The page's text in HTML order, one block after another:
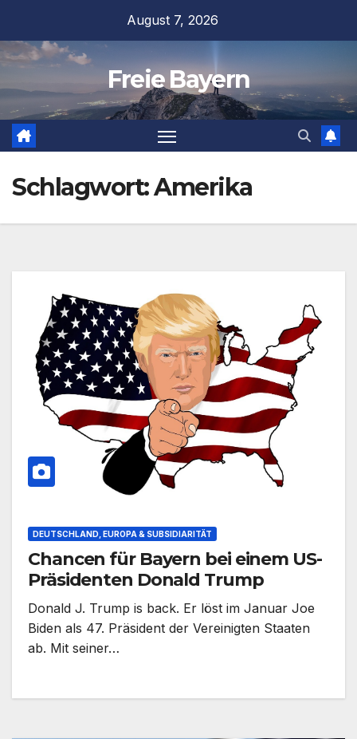
springen
August 7, 2026
Freie Bayern
Schlagwort:Amerika
DEUTSCHLAND, EUROPA & SUBSIDIARITÄT
Chancen für Bayern bei einem US-
Präsidenten Donald Trump
Donald J. Trump is back. Er löst im Januar Joe
Biden als 47. Präsident der Vereinigten Staaten
ab. Mit seiner…